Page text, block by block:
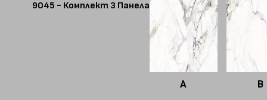
9045 - Комплект 3 Панела
A B